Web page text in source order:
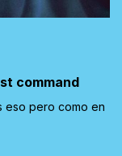
command
eso pero como en